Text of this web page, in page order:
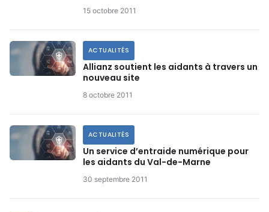
15 octobre 2011
ACTUALITÉS
Allianz soutient les aidants à travers un
nouveau site
8 octobre 2011
ACTUALITÉS
Un service d’entraide numérique pour
les aidants du Val-de-Marne
30 septembre 2011